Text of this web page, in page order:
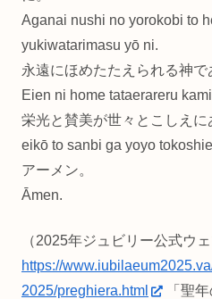
Aganai nushi no yorokobi to
yukiwatarimasu yō ni.
永遠にほめたたえられる神で
Eien ni home tataerareru
栄光と賛美が世々とこしえに
eikō to sanbi ga yoyo
アーメン。
Āmen.
（2025年ジュビリー公式ウ
https://
2025/preghiera.html
「聖